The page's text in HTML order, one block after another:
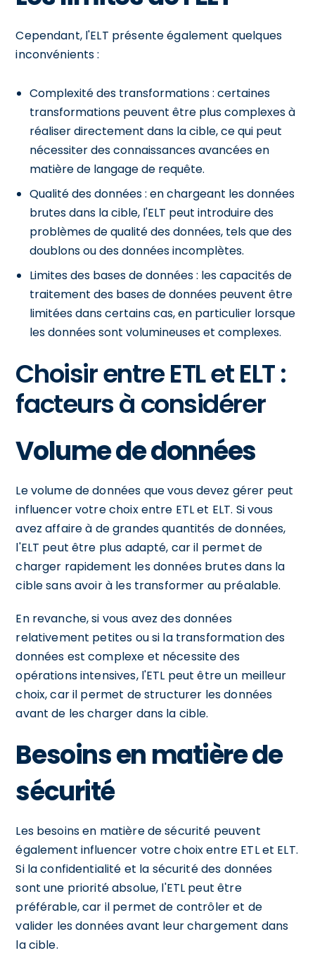
Cependant, l'ELT présente également quelques
inconvénients :
Complexité des transformations : certaines
transformations peuvent être plus complexes à
réaliser directement dans la cible, ce qui peut
nécessiter des connaissances avancées en
matière de langage de requête.
Qualité des données : en chargeant les données
brutes dans la cible, l'ELT peut introduire des
problèmes de qualité des données, tels que des
doublons ou des données incomplètes.
Limites des bases de données : les capacités de
traitement des bases de données peuvent être
limitées dans certains cas, en particulier lorsque
les données sont volumineuses et complexes.
Choisir entre ETL et ELT :
facteurs à considérer
Volume de données
Le volume de données que vous devez gérer peut
influencer votre choix entre ETL et ELT. Si vous
avez affaire à de grandes quantités de données,
l'ELT peut être plus adapté, car il permet de
charger rapidement les données brutes dans la
cible sans avoir à les transformer au préalable.
En revanche, si vous avez des données
relativement petites ou si la transformation des
données est complexe et nécessite des
opérations intensives, l'ETL peut être un meilleur
choix, car il permet de structurer les données
avant de les charger dans la cible.
Besoins en matière de
sécurité
Les besoins en matière de sécurité peuvent
également influencer votre choix entre ETL et ELT.
Si la confidentialité et la sécurité des données
sont une priorité absolue, l'ETL peut être
préférable, car il permet de contrôler et de
valider les données avant leur chargement dans
la cible.